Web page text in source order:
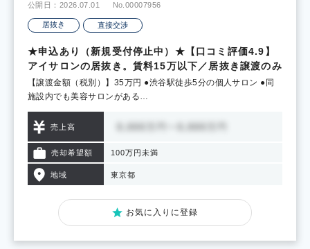
公開日：2026.07.01 No.00007956
居抜き 直接交渉
★申込あり（新規受付停止中）★【口コミ評価4.9】
アイサロンの居抜き。賃料15万以下／居抜き譲渡のみ
【譲渡金額（税別）】35万円 ●渋谷駅徒歩5分の個人サロン ●同
施設内でも美容サロンがある…
売上高
売却希望額 100万円未満
地域 東京都
お気に入りに登録